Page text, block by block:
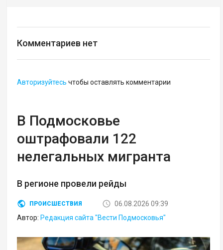
Комментариев нет
Авторизуйтесь чтобы оставлять комментарии
В Подмосковье
оштрафовали 122
нелегальных мигранта
В регионе провели рейды
ПРОИСШЕСТВИЯ
06.08.2026 09:39
Автор: Редакция сайта "Вести Подмосковья"